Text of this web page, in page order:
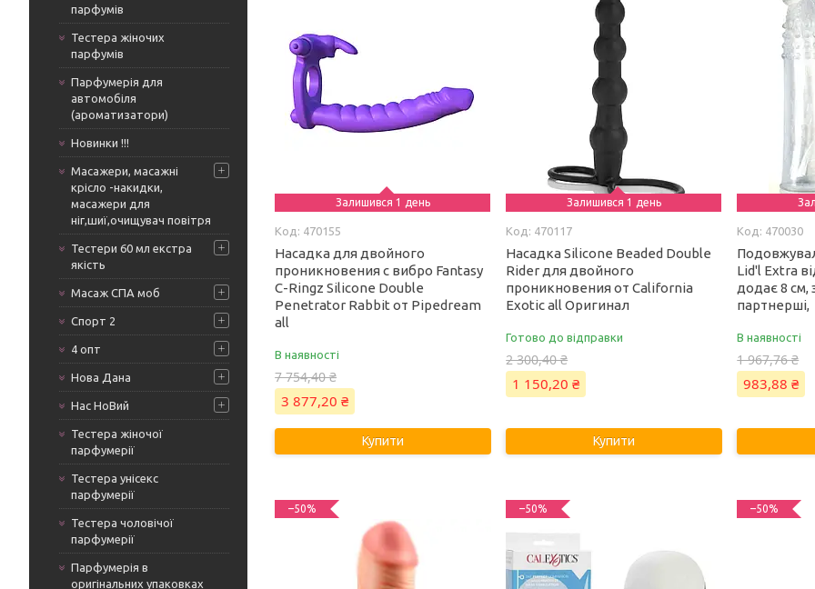
парфумів
Тестера жіночих
парфумів
Парфумерія для
автомобіля
(ароматизатори)
Новинки !!!
Масажери, масажні
крісло -накидки,
масажери для
ніг,шиї,очищувач повітря
Тестери 60 мл екстра
якість
Масаж СПА моб
Спорт 2
4 опт
Нова Дана
Нас НоВий
Тестера жіночої
парфумерії
Тестера унісекс
парфумерії
Тестера чоловічої
парфумерії
Парфумерія в
оригінальних упаковках
Залишився 1 день
470155
Насадка для двойного
проникновения с вибро Fantasy
C-Ringz Silicone Double
Penetrator Rabbit от Pipedream
all
В наявності
7 754,40 ₴
3 877,20 ₴
Купити
Залишився 1 день
470117
Насадка Silicone Beaded Double
Rider для двойного
проникновения от California
Exotic all Оригинал
Готово до відправки
2 300,40 ₴
1 150,20 ₴
Купити
470030
Lid'l Extra
додає 8
партнерші,
В наявності
1 967,76 ₴
983,88 ₴
–50% –50% –50%